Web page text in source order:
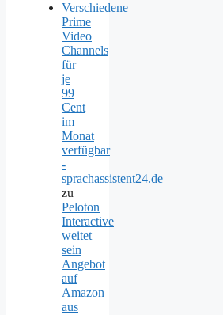
Verschiedene
Prime
Video
Channels
für
je
99
Cent
im
Monat
verfügbar
-
sprachassistent24.de
zu
Peloton
Interactive
weitet
sein
Angebot
auf
Amazon
aus